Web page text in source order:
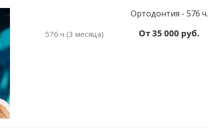
Ортодонтия - 576 ч.
576 ч (3 месяца) От 35 000 руб.